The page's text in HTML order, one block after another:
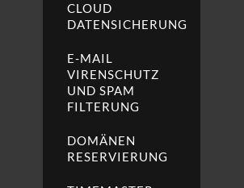
CLOUD
DATENSICHERUNG
E-MAIL
VIRENSCHUTZ
UND SPAM
FILTERUNG
DOMÄNEN
RESERVIERUNG